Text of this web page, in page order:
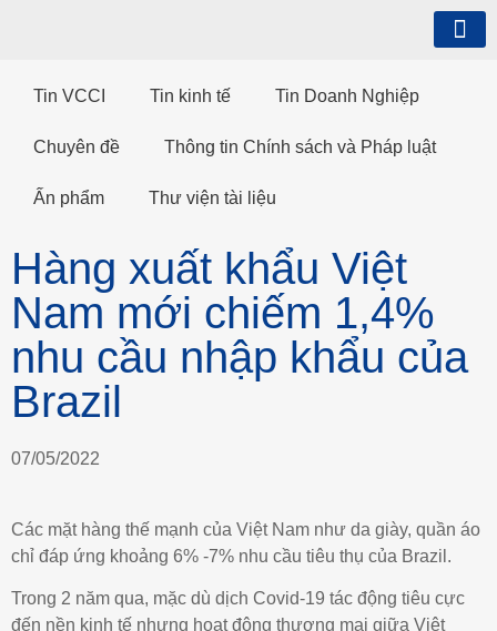
Tin VCCI Tin kinh tế Tin Doanh Nghiệp
Chuyên đề Thông tin Chính sách và Pháp luật
Ấn phẩm Thư viện tài liệu
Hàng xuất khẩu Việt
Nam mới chiếm 1,4%
nhu cầu nhập khẩu của
Brazil
07/05/2022
Các mặt hàng thế mạnh của Việt Nam như da giày, quần áo
chỉ đáp ứng khoảng 6% -7% nhu cầu tiêu thụ của Brazil.
Trong 2 năm qua, mặc dù dịch Covid-19 tác động tiêu cực
đến nền kinh tế nhưng hoạt động thương mại giữa Việt